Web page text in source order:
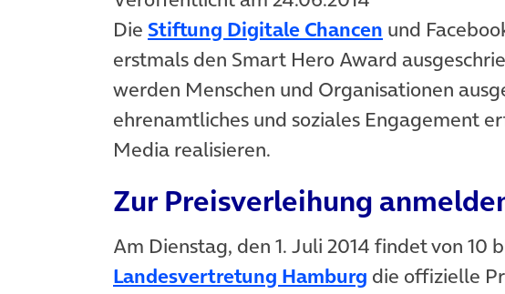
Die Stiftung Digitale Chancen (öffnet in
und
erstmals den Smart Hero Award
werden Menschen und Organisationen
ehrenamtliches und soziales Engagement
Media realisieren.
Zur Preisverleihung
Am Dienstag, den 1. Juli 2014 findet von 10
Landesvertretung Hamburg (öffnet in
die offizielle